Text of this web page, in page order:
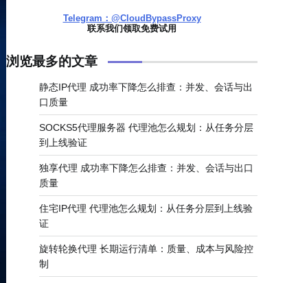
Telegram：@CloudBypassProxy
联系我们领取免费试用
浏览最多的文章
静态IP代理 成功率下降怎么排查：并发、会话与出
口质量
SOCKS5代理服务器 代理池怎么规划：从任务分层
到上线验证
独享代理 成功率下降怎么排查：并发、会话与出口
质量
住宅IP代理 代理池怎么规划：从任务分层到上线验
证
旋转轮换代理 长期运行清单：质量、成本与风险控
制